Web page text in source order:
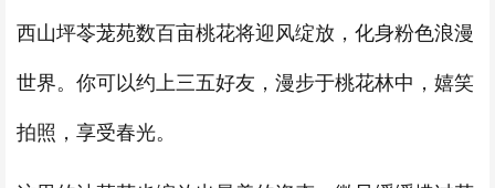
西山坪苓茏苑数百亩桃花将迎风绽放，化身粉色浪漫
世界。你可以约上三五好友，漫步于桃花林中，嬉笑
拍照，享受春光。